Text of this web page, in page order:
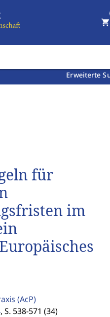
Erweiterte
shopping_cart
für
im
(AcP)
, S. 538-571 (34)